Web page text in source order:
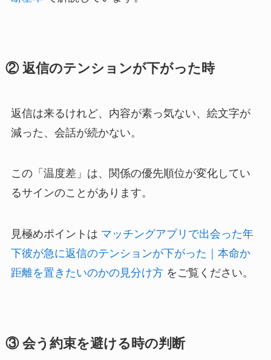
② 返信のテンションが下がった時
返信は来るけれど、内容が素っ気ない、絵文字が
減った、会話が続かない。
この「温度差」は、関係の優先順位が変化してい
るサインのことがあります。
見極めポイントは マッチングアプリで出会った年
下彼が急に返信のテンションが下がった｜本命か
距離を置きたいのかの見分け方 をご覧ください。
③ 会う約束を避ける時の判断